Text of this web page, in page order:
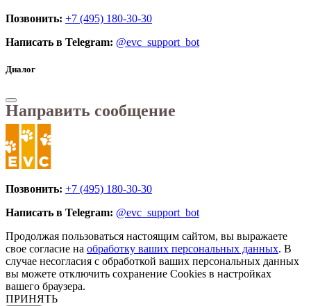
Позвонить: +7 (495) 180-30-30
Написать в Telegram: @evc_support_bot
Диалог
Направить сообщение
Позвонить: +7 (495) 180-30-30
Написать в Telegram: @evc_support_bot
Продолжая пользоваться настоящим сайтом, вы выражаете
свое согласие на обработку ваших персональных данных. В
случае несогласия с обработкой ваших персональных данных
вы можете отключить сохранение Cookies в настройках
вашего браузера.
ПРИНЯТЬ